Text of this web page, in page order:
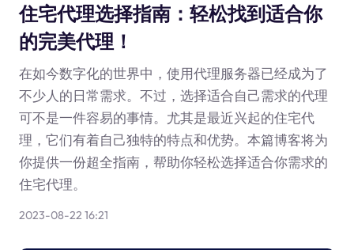
住宅代理选择指南：轻松找到适合你
的完美代理！
在如今数字化的世界中，使用代理服务器已经成为了
不少人的日常需求。不过，选择适合自己需求的代理
可不是一件容易的事情。尤其是最近兴起的住宅代
理，它们有着自己独特的特点和优势。本篇博客将为
你提供一份超全指南，帮助你轻松选择适合你需求的
住宅代理。
2023-08-22 16:21